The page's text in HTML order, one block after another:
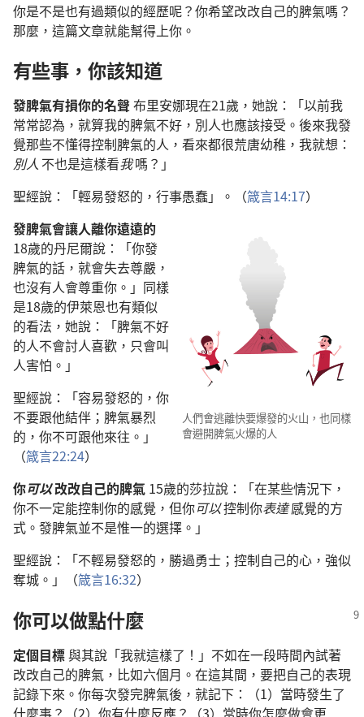
你是不是也有過類似的經歷呢？你希望改改自己的脾氣嗎？
那麼，這篇文章就能幫得上你。
有些事，你該知道
發脾氣有損你的名聲布里安娜現在21歲，她說：「以前我
常常認為，就算我的脾氣不好，別人也應該接受。後來我發
覺那些不懂得控制脾氣的人，看來都很荒唐幼稚，我就想：
別人 不也是這樣看我嗎？」
聖經說：「輕易發怒的，行事愚蠢」。（箴言14:17）
人們會逃離快要爆發的火山，也同樣
會避開脾氣火爆的人
發脾氣會讓人離你遠遠的
18歲的丹尼爾說：「你發
脾氣的話，就會失去尊嚴，
也沒有人會尊重你。」同樣
是18歲的伊萊恩也有類似
的看法，她說：「脾氣不好
的人不會討人喜歡，只會叫
人害怕。」
聖經說：「容易發怒的，你
不要跟他結伴；脾氣暴烈
的，你不可跟他來往。」
（箴言22:24）
你可以改改自己的脾氣 15歲的莎拉說：「在某些情況下，
你不一定能控制你的感覺，但你可以控制你表達感覺的方
式。發脾氣並不是惟一的選擇。」
聖經說：「不輕易發怒的，勝過勇士；控制自己的心，強似
奪城。」（箴言16:32）
你可以做點什麼
定個目標與其說「我就這樣了！」不如在一段時間內試著
改改自己的脾氣，比如六個月。在這其間，要把自己的表現
記錄下來。你每次發完脾氣後，就記下：（1）當時發生了
什麼事？（2）你有什麼反應？（3）當時你怎麼做會更